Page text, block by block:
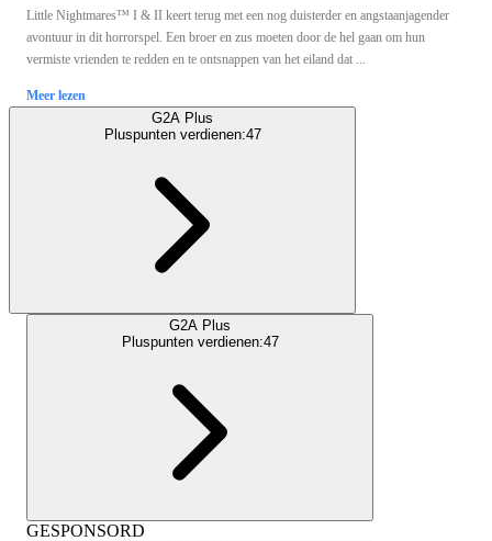
Little Nightmares™ I & II keert terug met een nog duisterder en angstaanjagender
avontuur in dit horrorspel. Een broer en zus moeten door de hel gaan om hun
vermiste vrienden te redden en te ontsnappen van het eiland dat ...
Meer lezen
G2A Plus
Pluspunten verdienen:47
G2A Plus
Pluspunten verdienen:47
GESPONSORD